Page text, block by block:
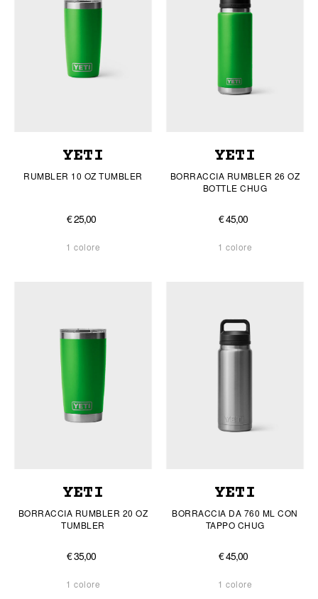
YETI
RUMBLER 10 OZ TUMBLER
€ 25,00
1 colore
YETI
BORRACCIA RUMBLER 26 OZ
BOTTLE CHUG
€ 45,00
1 colore
YETI
BORRACCIA RUMBLER 20 OZ
TUMBLER
€ 35,00
1 colore
YETI
BORRACCIA DA 760 ML CON
TAPPO CHUG
€ 45,00
1 colore